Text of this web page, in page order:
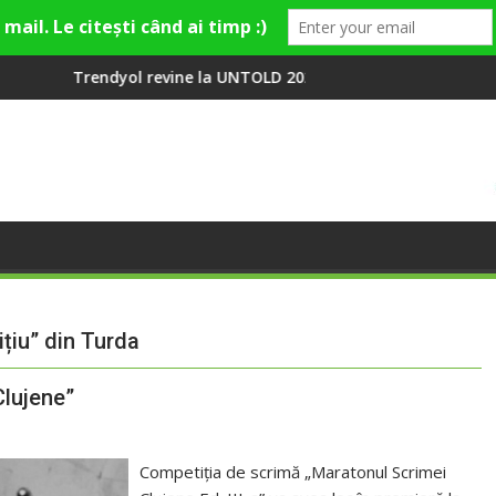
la UNTOLD 2026: Colecții capsulă lansate cu Gina,
Peste 100 000
din Turda
Competiția de scrimă „Maratonul Scrimei